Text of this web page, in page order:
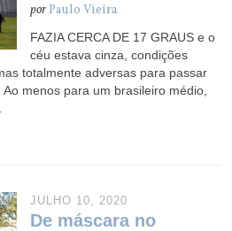
porPaulo Vieira
FAZIA CERCA DE 17 GRAUS e o
céu estava cinza, condições
totalmente adversas para passar
menos para um brasileiro médio,
JULHO 10, 2020
De máscara no